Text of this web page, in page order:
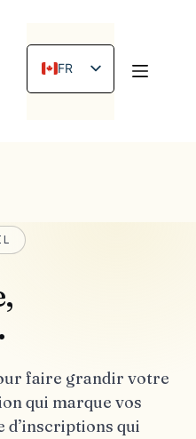
FR
EN
faire grandir votre
qui marque vos
qui